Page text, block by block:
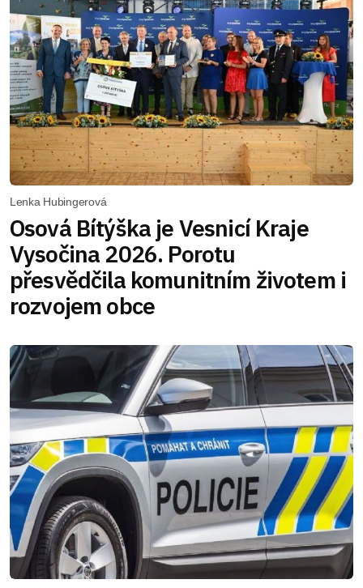
Lenka Hubingerová
Osová Bítýška je Vesnicí Kraje
Vysočina 2026. Porotu
přesvědčila komunitním životem i
rozvojem obce